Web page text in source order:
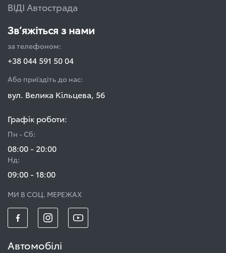
ВІДІ Автострада
Зв’яжіться з нами
за телефоном:
+38 044 591 50 04
Або приїздіть до нас:
вул. Велика Кільцева, 56
Графік роботи:
Пн - Сб:
08:00 - 20:00
Нд:
09:00 - 18:00
МИ В СОЦ. МЕРЕЖАХ
Автомобілі